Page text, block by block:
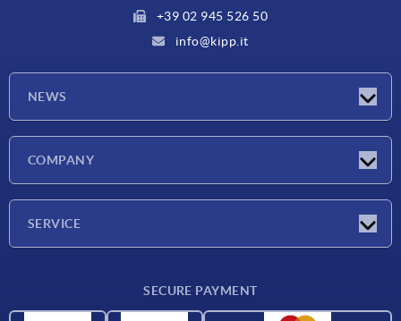
+39 02 945 526 50
info@kipp.it
NEWS
COMPANY
SERVICE
SECURE PAYMENT